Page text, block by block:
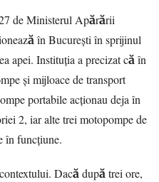
de Ministerul Apărării
în București în sprijinul
apei. Instituția a precizat că în
și mijloace de transport
portabile acționau deja în
2, iar alte trei motopompe de
în funcțiune.
Dacă după trei ore,